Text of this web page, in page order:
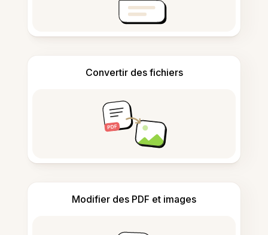
Convertir des fichiers
Modifier des PDF et images